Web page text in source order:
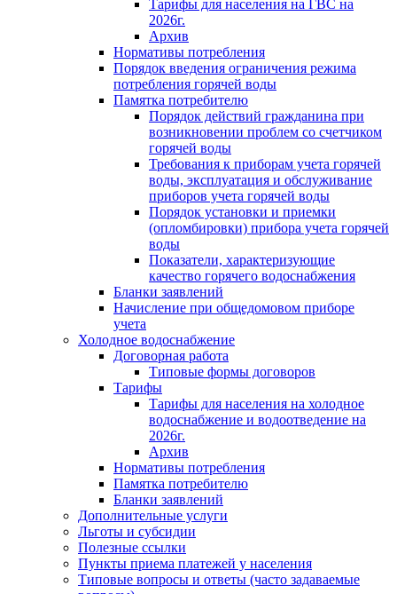
Тарифы для населения на ГВС на
2026г.
Архив
Нормативы потребления
Порядок введения ограничения режима
потребления горячей воды
Памятка потребителю
Порядок действий гражданина при
возникновении проблем со счетчиком
горячей воды
Требования к приборам учета горячей
воды, эксплуатация и обслуживание
приборов учета горячей воды
Порядок установки и приемки
(опломбировки) прибора учета горячей
воды
Показатели, характеризующие
качество горячего водоснабжения
Бланки заявлений
Начисление при общедомовом приборе
учета
Холодное водоснабжение
Договорная работа
Типовые формы договоров
Тарифы
Тарифы для населения на холодное
водоснабжение и водоотведение на
2026г.
Архив
Нормативы потребления
Памятка потребителю
Бланки заявлений
Дополнительные услуги
Льготы и субсидии
Полезные ссылки
Пункты приема платежей у населения
Типовые вопросы и ответы (часто задаваемые